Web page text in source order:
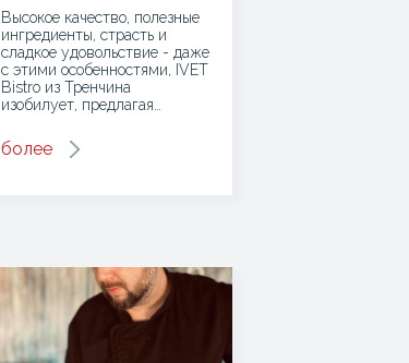
Высокое качество, полезные
ингредиенты, страсть и
сладкое удовольствие - даже
с этими особенностями, IVET
Bistro из Тренчина
изобилует, предлагая…
более